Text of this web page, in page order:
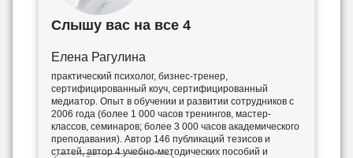
Слышу вас на все 4
Елена Рагулина
практический психолог, бизнес-тренер,
сертифицированный коуч, сертифицированный
медиатор. Опыт в обучении и развитии сотрудников с
2006 года (более 1 000 часов тренингов, мастер-
классов, семинаров; более 3 000 часов академического
преподавания). Автор 146 публикаций тезисов и
статей, автор 4 учебно-методических пособий и